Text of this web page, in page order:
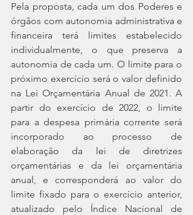
Pela proposta, cada um dos Poderes e
órgãos com autonomia administrativa e
financeira terá limites estabelecido
individualmente, o que preserva a
autonomia de cada um. O limite para o
próximo exercício será o valor definido
na Lei Orçamentária Anual de 2021. A
partir do exercício de 2022, o limite
para a despesa primária corrente será
incorporado ao processo de
elaboração da lei de diretrizes
orçamentárias e da lei orçamentária
anual, e corresponderá ao valor do
limite fixado para o exercício anterior,
atualizado pelo Índice Nacional de